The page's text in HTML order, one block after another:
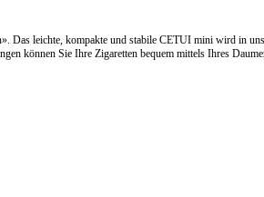
Das leichte, kompakte und stabile CETUI mini wird in
können Sie Ihre Zigaretten bequem mittels Ihres